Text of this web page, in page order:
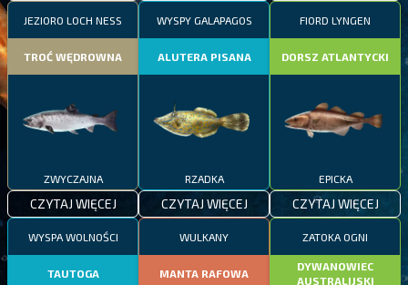
JEZIORO LOCH NESS
TROĆ WĘDROWNA
ZWYCZAJNA
CZYTAJ WIĘCEJ
WYSPY GALAPAGOS
ALUTERA PISANA
RZADKA
CZYTAJ WIĘCEJ
FIORD LYNGEN
DORSZ ATLANTYCKI
EPICKA
CZYTAJ WIĘCEJ
WYSPA WOLNOŚCI
TAUTOGA
WULKANY
MANTA RAFOWA
ZATOKA OGNI
DYWANOWIEC
AUSTRALIJSKI